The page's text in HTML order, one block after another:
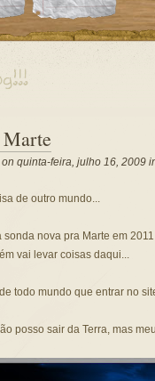
quinta-feira, julho 16, 2009
de outro mundo...
sonda nova pra Marte em
vai levar coisas daqui...
todo mundo que entrar no
posso sair da Terra, mas